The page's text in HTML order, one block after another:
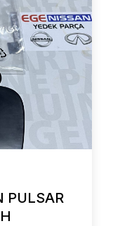
PULSAR